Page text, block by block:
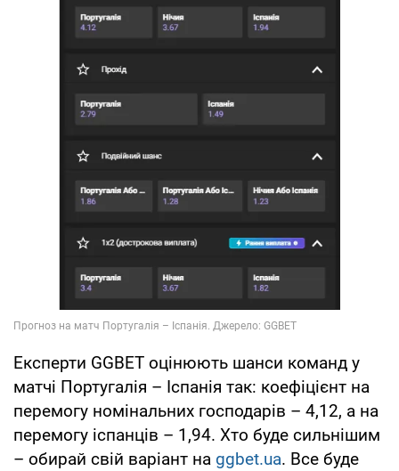
Експерти GGBET оцінюють шанси команд у
матчі Португалія – Іспанія так: коефіцієнт на
перемогу номінальних господарів – 4,12, а на
перемогу іспанців – 1,94. Хто буде сильнішим
– обирай свій варіант на ggbet.ua. Все буде